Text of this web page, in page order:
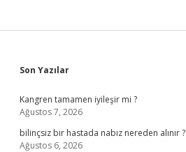
Sidebar
Son Yazılar
Kangren tamamen iyileşir mi ?
Ağustos 7, 2026
bilinçsiz bir hastada nabız nereden alınır ?
Ağustos 6, 2026